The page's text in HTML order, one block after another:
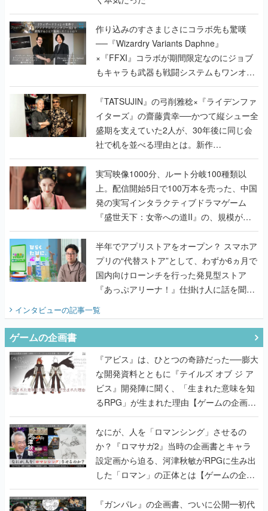
作り込みのすさまじさにコラボ先も驚嘆
──『Wizardry Variants Daphne』
×『FFXI』コラボが期間限定なのにジョブ
もキャラも武器も戦闘システムもワンオフ
で作り込まれた理由を両ディレクターに聞
く
『TATSUJIN』の弓削雅稔×『ライデンファ
イターズ』の齋藤貴幸──かつて縦シュー全
盛期を支えていた2人が、30年後に同じ会
社で机を並べる理由とは。新作
『TATSUJIN EXTREME』で初タッグを組
んだレジェンド2人に訊く開発秘話
実写映像1000分、ルート分岐100種類以
上。配信開始5日で100万本を売った、中国
発の実写インタラクティブドラマゲーム
『盛世天下：女帝への道II』の、規模が違
うこだわりをプロデューサーに聞いた
半年でアプリストアをオープン？ スマホア
プリの“代替ストア”として、わずか6ヵ月で
国内向けローンチを行った発見型ストア
『あっぷアリーナ！』仕掛け人に話を聞い
インタビューの記事一覧
ゲームの企画書
『アビス』は、ひとつの奇跡だった──膨大
な開発資料とともに『テイルズ オブ ジ ア
ビス』開発陣に聞く、「生まれた意味を知
るRPG」が生まれた理由【ゲームの企画
書】
なにが、人を「ロマンシング」させるの
か？『ロマサガ2』当時の企画書とキャラ
設定画から迫る、河津秋敏がRPGに生み出
した「ロマン」の正体とは【ゲームの企画
書】
『ガンパレ』の企画書、ついに公開━初代